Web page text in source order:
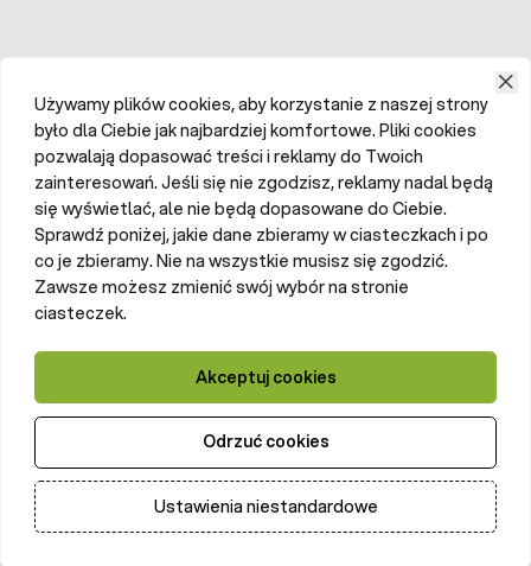
Ilość
Używamy plików cookies, aby korzystanie z naszej strony
było dla Ciebie jak najbardziej komfortowe. Pliki cookies
pozwalają dopasować treści i reklamy do Twoich
zainteresowań. Jeśli się nie zgodzisz, reklamy nadal będą
się wyświetlać, ale nie będą dopasowane do Ciebie.
Sprawdź poniżej, jakie dane zbieramy w ciasteczkach i po
co je zbieramy. Nie na wszystkie musisz się zgodzić.
Zawsze możesz zmienić swój wybór na stronie
ciasteczek.
Akceptuj cookies
Odrzuć cookies
Ustawienia niestandardowe